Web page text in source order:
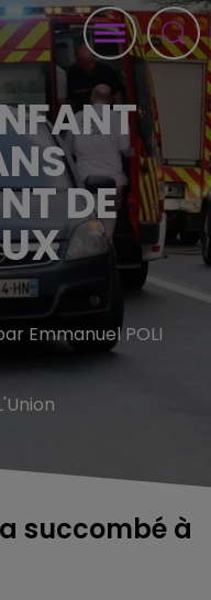
DE
Emmanuel POLI
succombé à